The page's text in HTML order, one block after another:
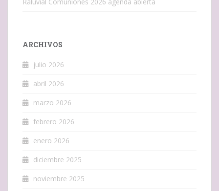
ARCHIVOS
julio 2026
abril 2026
marzo 2026
febrero 2026
enero 2026
diciembre 2025
noviembre 2025